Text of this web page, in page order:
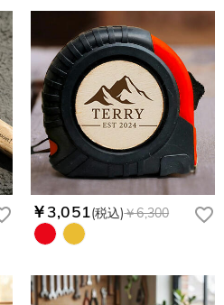
￥3,051(税込)￥6,300